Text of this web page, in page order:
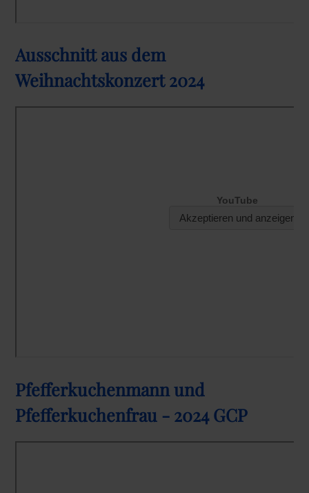
Ausschnitt aus dem
Weihnachtskonzert 2024
Pfefferkuchenmann und
Pfefferkuchenfrau - 2024 GCP